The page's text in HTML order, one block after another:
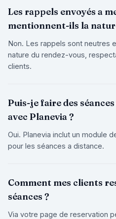
Les rappels envoyés a
mentionnent-ils la
Non. Les rappels sont neutres
nature du rendez-vous,
clients.
Puis-je faire des
avec Planevia ?
Oui. Planevia inclut un module
pour les séances a distance.
Comment mes clients
séances ?
Via votre page de reservation